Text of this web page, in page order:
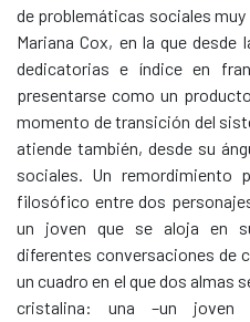
de problemáticas sociales
Mariana Cox, en la que
dedicatorias e índice en
presentarse como un
momento de transición del
atiende también, desde su
sociales. Un remordimiento
filosófico entre dos
un joven que se aloja en
diferentes conversaciones de
un cuadro en el que dos almas
cristalina: una –un joven